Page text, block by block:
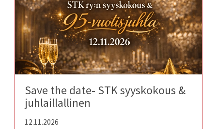
Save the date- STK syyskokous &
juhlaillallinen
12.11.2026